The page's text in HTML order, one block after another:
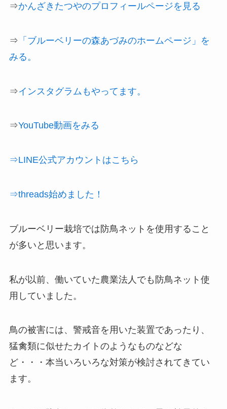
⇒かんざきたつやのプロフィールページを見る
⇒ 「ブルーベリーの森あづみのホームページ」を
みる。
⇒インスタグラムもやってます。
⇒YouTube動画をみる
⇒LINE公式アカウントはこちら
⇒threads始めました！
ブルーベリー栽培では防鳥ネットを使用すること
が多いと思います。
私が以前、働いていた農業法人でも防鳥ネット使
用していました。
鳥の被害には、警戒音を用いた装置であったり、
猛禽類に似せたカイトのようなものなどな
ど・・・本当いろいろな対策が検討されてきてい
ます。